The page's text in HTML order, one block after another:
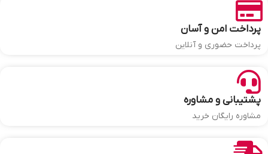
پرداخت امن و آسان
پرداخت حضوری و آنلاین
پشتیبانی و مشاوره
مشاوره رایگان خرید